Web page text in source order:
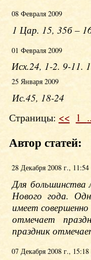
08 Февраля 2009
1 Цар. 15, 35б –
01 Февраля 2009
Исх.24, 1-2. 9-11.
25 Января 2009
Ис.45, 18-24
Страницы: << 1
Автор статей:
28 Декабря 2008 г., 11:54
Для большинства
Нового года.
имеет
отмечает
праздник
07 Декабря 2008 г., 15:18